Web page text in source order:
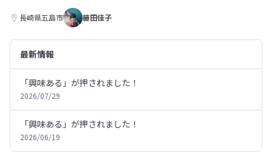
長崎県五島市 藤田佳子
最新情報
「興味ある」が押されました！
2026/07/29
「興味ある」が押されました！
2026/06/19